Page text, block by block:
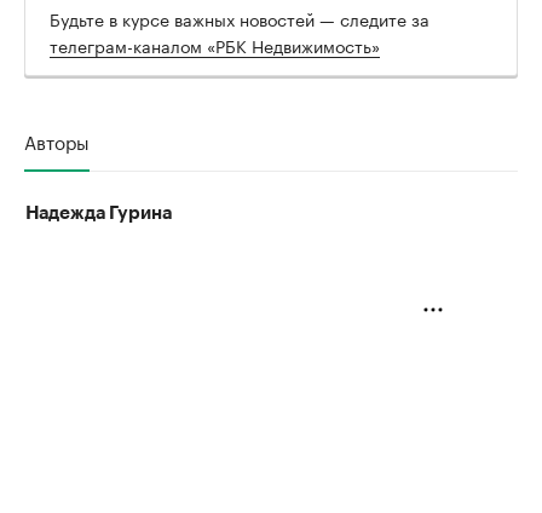
Будьте в курсе важных новостей — следите за
телеграм-каналом «РБК Недвижимость»
Авторы
Надежда Гурина